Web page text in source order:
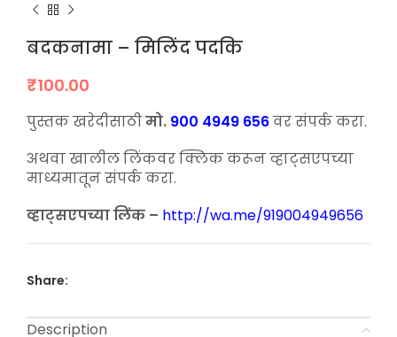
बदकनामा – मिलिंद पदकि
₹100.00
पुस्तक खरेदीसाठीमो. 900 4949 656वर संपर्क करा.
अथवा खालील लिंकवर क्लिक करून व्हाट्सएपच्या
माध्यमातून संपर्क करा.
व्हाट्सएपच्या लिंक – http://wa.me/919004949656
Share:
Description